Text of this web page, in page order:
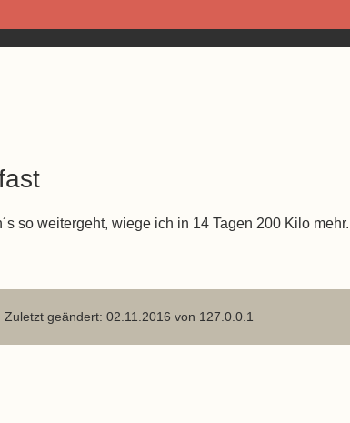
so weitergeht, wiege ich in 14 Tagen 200 Kilo
Zuletzt geändert: 02.11.2016 von 127.0.0.1